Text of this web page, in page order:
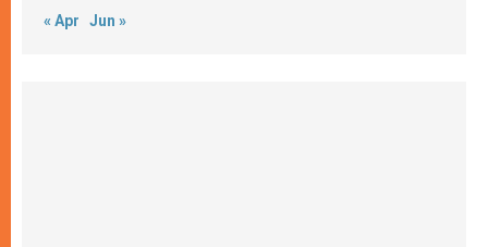
« Apr Jun »